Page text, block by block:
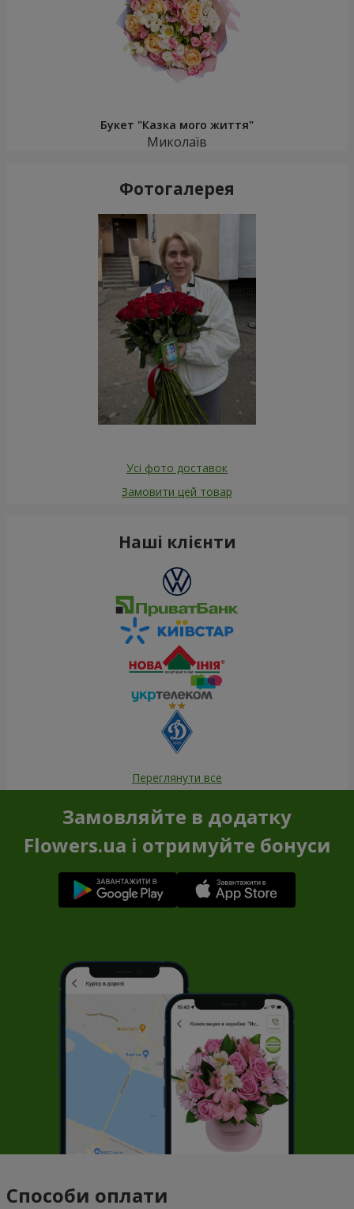
Букет "Казка мого життя"
Миколаїв
Фотогалерея
Усі фото доставок
Замовити цей товар
Наші клієнти
Переглянути все
Замовляйте в додатку
Flowers.ua і отримуйте бонуси
Способи оплати